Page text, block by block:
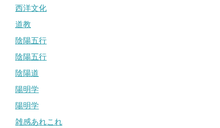
西洋文化
道教
陰陽五行
陰陽五行
陰陽道
陽明学
陽明学
雑感あれこれ